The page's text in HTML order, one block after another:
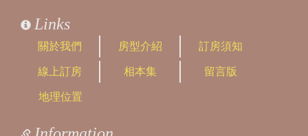
Links
關於我們 房型介紹 訂房須知
線上訂房 相本集 留言版
地理位置